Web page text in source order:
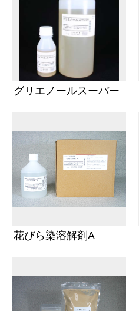
グリエノールスーパー
花びら染溶解剤A